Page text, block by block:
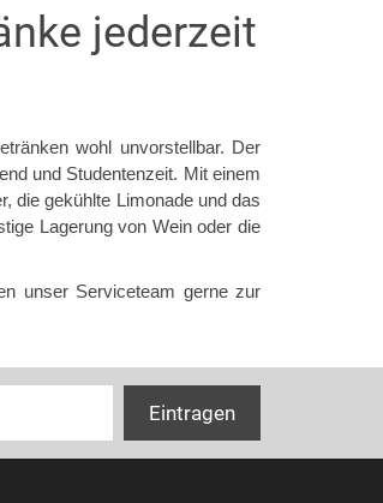
jederzeit
wohl unvorstellbar. Der
und Studentenzeit. Mit einem
die gekühlte Limonade und das
Lagerung von Wein oder die
unser Serviceteam gerne zur